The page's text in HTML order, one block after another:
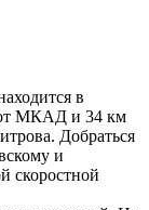
в
от МКАД и 34 км
Добраться
и
скоростной